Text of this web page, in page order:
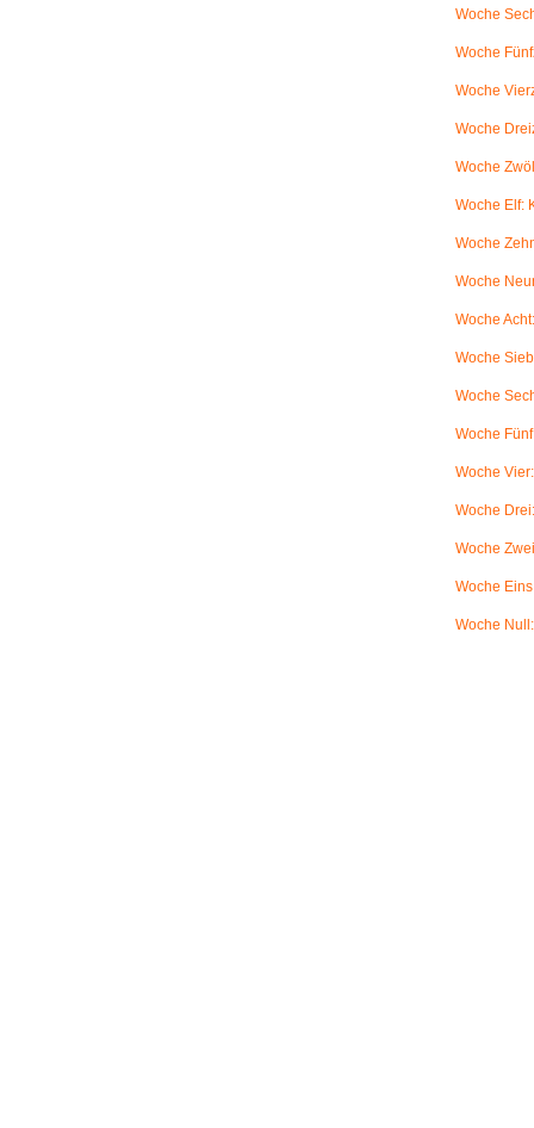
Woche
Woche
Woche
Woche
Woche
Woche Elf:
Woche
Woche
Woche
Woche
Woche
Woche
Woche
Woche
Woche
Woche
Woche